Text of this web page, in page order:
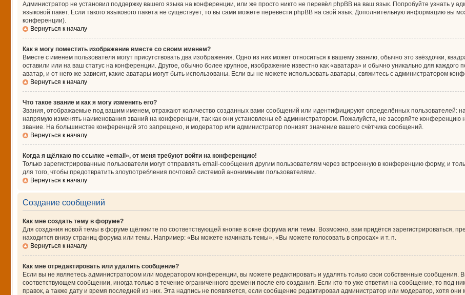
Администратор не установил поддержку вашего языка на конференции, или же просто никто не перевёл phpBB на ваш язык. Попробуйте узнать у
языковой пакет. Если такого языкового пакета не существует, то вы сами можете перевести phpBB на свой язык. Дополнительную информацию вы
конференции).
Вернуться к началу
Как я могу поместить изображение вместе со своим именем?
Вместе с именем пользователя могут присутствовать два изображения. Одно из них может относиться к вашему званию, обычно это звёздочки,
оставили или на ваш статус на конференции. Другое, обычно более крупное, изображение известно как «аватара» и обычно уникально для каждого
аватар, и от него же зависит, какие аватары могут быть использованы. Если вы не можете использовать аватары, свяжитесь с администратором
Вернуться к началу
Что такое звание и как я могу изменить его?
Звания, отображаемые под вашим именем, отражают количество созданных вами сообщений или идентифицируют определённых пользователей:
напрямую изменять наименования званий на конференции, так как они установлены её администратором. Пожалуйста, не засоряйте
звание. На большинстве конференций это запрещено, и модератор или администратор понизят значение вашего счётчика сообщений.
Вернуться к началу
Когда я щёлкаю по ссылке «email», от меня требуют войти на конференцию!
Только зарегистрированные пользователи могут отправлять email-сообщения другим пользователям через встроенную в конференцию форму, и
для того, чтобы предотвратить злоупотребления почтовой системой анонимными пользователями.
Вернуться к началу
Создание сообщений
Как мне создать тему в форуме?
Для создания новой темы в форуме щёлкните по соответствующей кнопке в окне форума или темы. Возможно, вам придётся зарегистрироваться,
находится внизу страниц форума или темы. Например: «Вы можете начинать темы», «Вы можете голосовать в опросах» и т. п.
Вернуться к началу
Как мне отредактировать или удалить сообщение?
Если вы не являетесь администратором или модератором конференции, вы можете редактировать и удалять только свои собственные сообщения.
соответствующем сообщении, иногда только в течение ограниченного времени после его создания. Если кто-то уже ответил на сообщение, то под
правок, а также дату и время последней из них. Эта надпись не появляется, если сообщение редактировал администратор или модератор, хотя